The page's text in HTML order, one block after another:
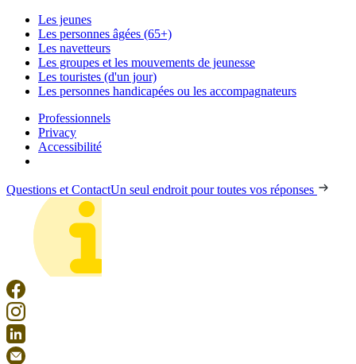
Les jeunes
Les personnes âgées (65+)
Les navetteurs
Les groupes et les mouvements de jeunesse
Les touristes (d'un jour)
Les personnes handicapées ou les accompagnateurs
Professionnels
Privacy
Accessibilité
Questions et ContactUn seul endroit pour toutes vos réponses